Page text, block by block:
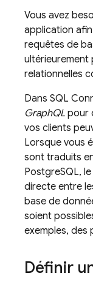
Vous avez
application
requêtes de
ultérieurement
relationnelles
Dans SQL
GraphQL pour
vos clients
Lorsque vous
sont traduits
PostgreSQL,
directe entre
base de
soient
exemples, des
Définir